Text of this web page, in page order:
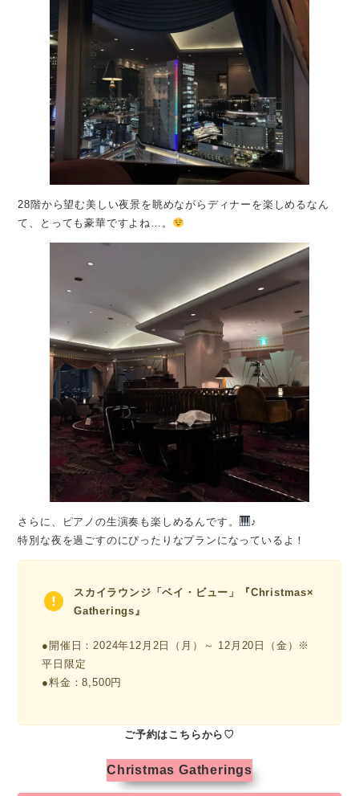
28階から望む美しい夜景を眺めながらディナーを楽しめるなん
て、とっても豪華ですよね…。
さらに、ピアノの生演奏も楽しめるんです。
♪
特別な夜を過ごすのにぴったりなプランになっているよ！
スカイラウンジ「ベイ・ビュー」『Christmas×
Gatherings』
●開催日：2024年12月2日（月）～ 12月20日（金）※
平日限定
●料金：8,500円
ご予約はこちらから♡
Christmas Gatherings